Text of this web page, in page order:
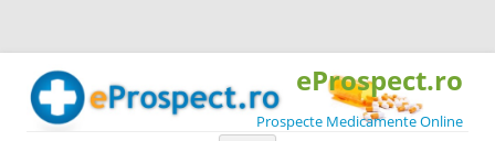
eProspect.ro
Prospecte Medicamente Online